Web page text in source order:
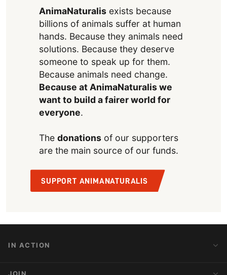
AnimaNaturalisexists because
billions of animals suffer at human
hands. Because they animals need
solutions. Because they deserve
someone to speak up for them.
Because animals need change.
Because at AnimaNaturalis we
want to build a fairer world for
everyone.
The donationsof our supporters
are the main source of our funds.
SUPPORT ANIMANATURALIS
IN ACTION
Action Alerts